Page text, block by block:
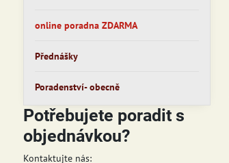
online poradna ZDARMA
Přednášky
Poradenství- obecně
Potřebujete poradit s
objednávkou?
Kontaktujte nás: